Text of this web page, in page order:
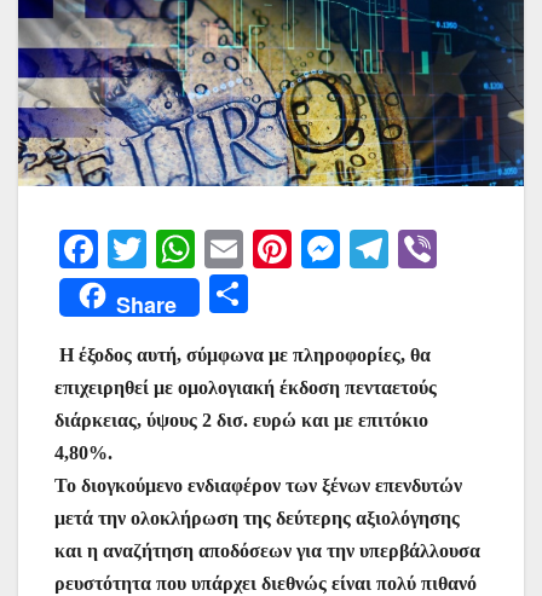
F
a
c
e
b
o
o
k
T
w
itt
er
W
h
at
s
A
p
p
E
m
ai
l
Pi
e
st
M
s
e
n
g
er
T
gr
a
m
Share
ρ
α
τε
ίτ
ε
Η έξοδος αυτή, σύμφωνα με πληροφορίες, θα
επιχειρηθεί με ομολογιακή έκδοση πενταετούς
διάρκειας, ύψους 2 δισ. ευρώ και με επιτόκιο
4,80%.
Το διογκούμενο ενδιαφέρον των ξένων επενδυτών
μετά την ολοκλήρωση της δεύτερης αξιολόγησης
και η αναζήτηση αποδόσεων για την υπερβάλλουσα
ρευστότητα που υπάρχει διεθνώς είναι πολύ πιθανό